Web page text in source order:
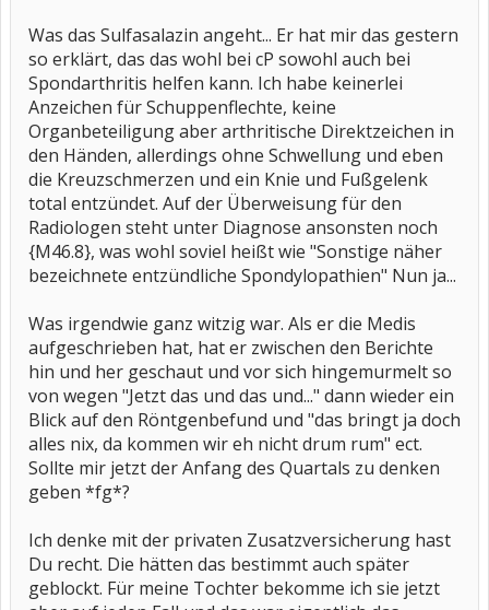
Was das Sulfasalazin angeht... Er hat mir das gestern
so erklärt, das das wohl bei cP sowohl auch bei
Spondarthritis helfen kann. Ich habe keinerlei
Anzeichen für Schuppenflechte, keine
Organbeteiligung aber arthritische Direktzeichen in
den Händen, allerdings ohne Schwellung und eben
die Kreuzschmerzen und ein Knie und Fußgelenk
total entzündet. Auf der Überweisung für den
Radiologen steht unter Diagnose ansonsten noch
{M46.8}, was wohl soviel heißt wie "Sonstige näher
bezeichnete entzündliche Spondylopathien" Nun ja...
Was irgendwie ganz witzig war. Als er die Medis
aufgeschrieben hat, hat er zwischen den Berichte
hin und her geschaut und vor sich hingemurmelt so
von wegen "Jetzt das und das und..." dann wieder ein
Blick auf den Röntgenbefund und "das bringt ja doch
alles nix, da kommen wir eh nicht drum rum" ect.
Sollte mir jetzt der Anfang des Quartals zu denken
geben *fg*?
Ich denke mit der privaten Zusatzversicherung hast
Du recht. Die hätten das bestimmt auch später
geblockt. Für meine Tochter bekomme ich sie jetzt